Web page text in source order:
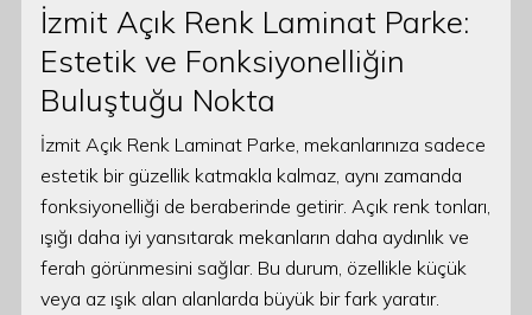
İzmit Açık Renk Laminat Parke:
Estetik ve Fonksiyonelliğin
Buluştuğu Nokta
İzmit Açık Renk Laminat Parke, mekanlarınıza sadece
estetik bir güzellik katmakla kalmaz, aynı zamanda
fonksiyonelliği de beraberinde getirir. Açık renk tonları,
ışığı daha iyi yansıtarak mekanların daha aydınlık ve
ferah görünmesini sağlar. Bu durum, özellikle küçük
veya az ışık alan alanlarda büyük bir fark yaratır.